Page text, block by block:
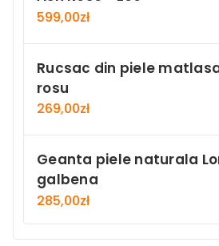
599,00zł
Rucsac din piele
rosu
269,00zł
Geanta piele naturala
galbena
285,00zł